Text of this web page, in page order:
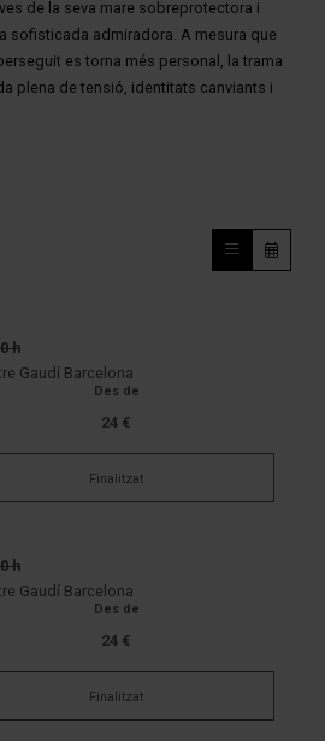
de la seva mare sobreprotectora i
sofisticada admiradora. A mesura que
es torna més personal, la trama
plena de tensió, identitats canviants i
h
Gaudí Barcelona
Des de
24 €
Finalitzat
h
Gaudí Barcelona
Des de
24 €
Finalitzat